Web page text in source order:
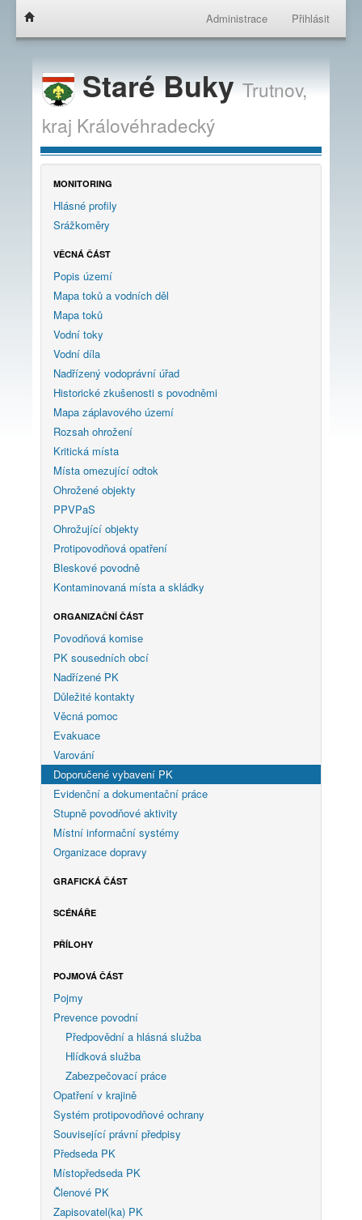
Administrace Přihlásit
Staré BukyTrutnov,
kraj Královéhradecký
MONITORING
Hlásné profily
Srážkoměry
VĚCNÁ ČÁST
Popis území
Mapa toků a vodních děl
Mapa toků
Vodní toky
Vodní díla
Nadřízený vodoprávní úřad
Historické zkušenosti s povodněmi
Mapa záplavového území
Rozsah ohrožení
Kritická místa
Místa omezující odtok
Ohrožené objekty
PPVPaS
Ohrožující objekty
Protipovodňová opatření
Bleskové povodně
Kontaminovaná místa a skládky
ORGANIZAČNÍ ČÁST
Povodňová komise
PK sousedních obcí
Nadřízené PK
Důležité kontakty
Věcná pomoc
Evakuace
Varování
Doporučené vybavení PK
Evidenční a dokumentační práce
Stupně povodňové aktivity
Místní informační systémy
Organizace dopravy
GRAFICKÁ ČÁST
SCÉNÁŘE
PŘÍLOHY
POJMOVÁ ČÁST
Pojmy
Prevence povodní
Předpovědní a hlásná služba
Hlídková služba
Zabezpečovací práce
Opatření v krajině
Systém protipovodňové ochrany
Související právní předpisy
Předseda PK
Místopředseda PK
Členové PK
Zapisovatel(ka) PK